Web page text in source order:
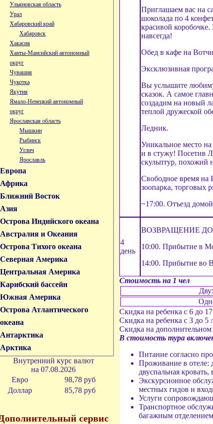
Ульяновская область
Урал
Хабаровский край
Хабаровск
Хакасия
Ханты-Мансийский автономный
округ
Чувашия
Чукотка
Якутия
Ямало-Ненецкий автономный
округ
Ярославская область
Мышкин
Рыбинск
Углич
Ярославль
Европа
Африка
Ближний Восток
Азия
Острова Индийского океана
Австралия и Океания
Острова Тихого океана
Северная Америка
Центральная Америка
Карибский бассейн
Южная Америка
Острова Атлантического
океана
Антарктика
Арктика
Внутренний курс валют
на 07.08.2026
Евро
98,78 руб
Доллар
85,78 руб
сервис
Приглашаем вас на
шоколада по 4
красивой
навсегда!
Обед в кафе на
Эксклюзивная
Вы услышите
сказок. А самое
создадим на новый
теплой дружеской
Ледник.
Уникальное место
и в стужу! Посетив
скульптур, похожий
Свободное время на
зоопарка, торговых
~17:00. Отъезд домой
4
день
ВОЗВРАЩЕНИЕ
10:00. Прибытие в
14:00. Прибытие во
Стоимость на 1 чел
Скидка на ребенка с 6 до
Скидка на ребенка с 3 до 5
Скидка на дополнительном
В стоимость тура
Питание согласно
Проживание в отеле:
двуспальная кровать,
Экскурсионное
местных гидов и
Услуги
Транспортное
багажным